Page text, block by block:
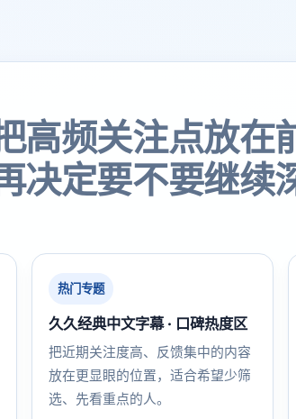
高频关注点放
决定要不要继续
热门专题
久久经典中文字幕 · 口碑热度区
把近期关注度高、反馈集中的内容
放在更显眼的位置，适合希望少筛
选、先看重点的人。